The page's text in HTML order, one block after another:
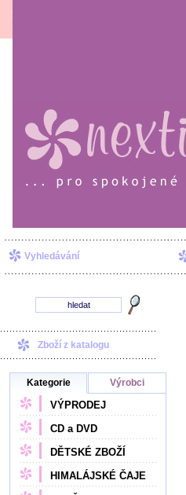
Vyhledávání
Zboží z katalogu
Kategorie Výrobci
VÝPRODEJ
CD a DVD
DĚTSKÉ ZBOŽÍ
HIMALÁJSKÉ ČAJE